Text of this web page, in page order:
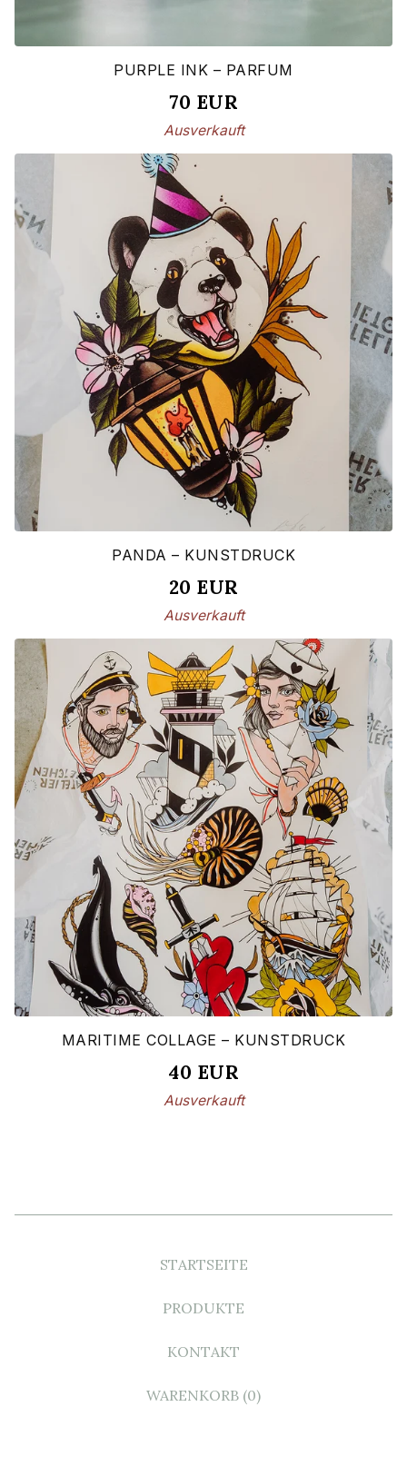
PURPLE INK – PARFUM
70 EUR
Ausverkauft
PANDA – KUNSTDRUCK
20 EUR
Ausverkauft
MARITIME COLLAGE – KUNSTDRUCK
40 EUR
Ausverkauft
STARTSEITE
PRODUKTE
KONTAKT
WARENKORB (0)